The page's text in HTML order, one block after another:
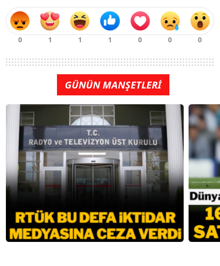
GÜNÜN MANŞETLERİ